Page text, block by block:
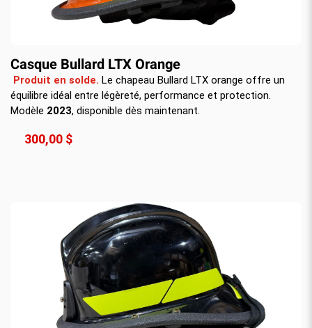
Casque Bullard LTX Orange
Produit en solde. Le chapeau Bullard LTX orange offre un
équilibre idéal entre légèreté, performance et protection.
Modèle 2023, disponible dès maintenant.
300,00 $